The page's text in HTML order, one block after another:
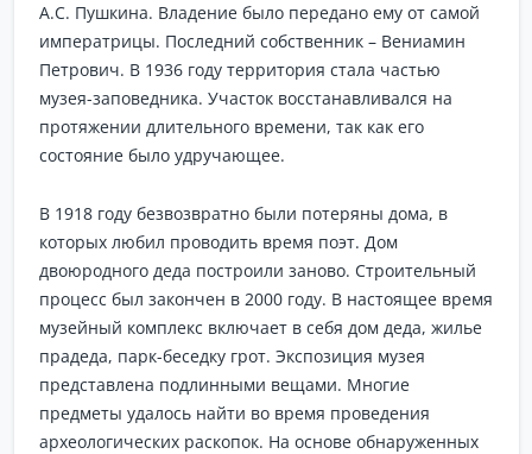
А.С. Пушкина. Владение было передано ему от самой
императрицы. Последний собственник – Вениамин
Петрович. В 1936 году территория стала частью
музея-заповедника. Участок восстанавливался на
протяжении длительного времени, так как его
состояние было удручающее.
В 1918 году безвозвратно были потеряны дома, в
которых любил проводить время поэт. Дом
двоюродного деда построили заново. Строительный
процесс был закончен в 2000 году. В настоящее время
музейный комплекс включает в себя дом деда, жилье
прадеда, парк-беседку грот. Экспозиция музея
представлена подлинными вещами. Многие
предметы удалось найти во время проведения
археологических раскопок. На основе обнаруженных